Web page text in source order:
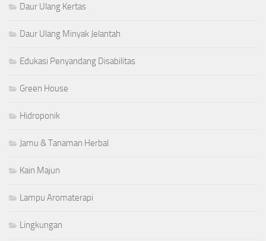
Daur Ulang Kertas
Daur Ulang Minyak Jelantah
Edukasi Penyandang Disabilitas
Green House
Hidroponik
Jamu & Tanaman Herbal
Kain Majun
Lampu Aromaterapi
Lingkungan